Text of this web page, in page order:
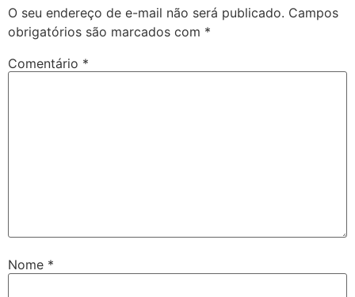
O seu endereço de e-mail não será publicado. Campos
obrigatórios são marcados com *
Comentário *
Nome *